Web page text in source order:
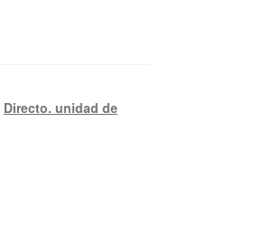
Directo. unidad de